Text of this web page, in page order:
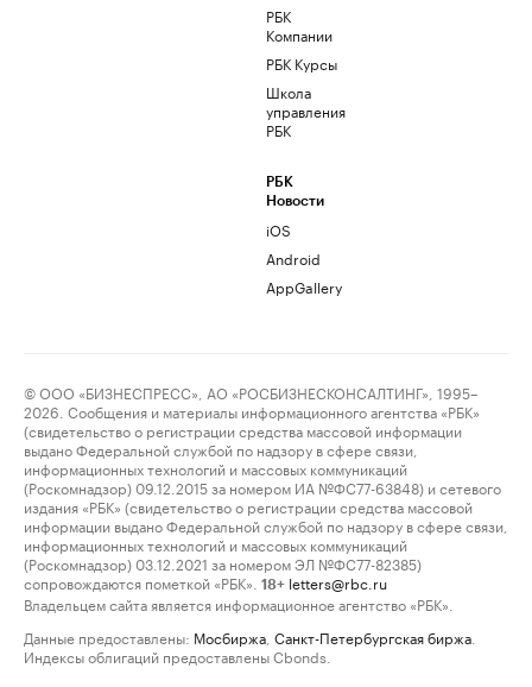
РБК
Компании
РБК Курсы
Школа
управления
РБК
РБК
Новости
iOS
Android
AppGallery
© ООО «БИЗНЕСПРЕСС», АО «РОСБИЗНЕСКОНСАЛТИНГ», 1995–
2026. Сообщения и материалы информационного агентства «РБК»
(свидетельство о регистрации средства массовой информации
выдано Федеральной службой по надзору в сфере связи,
информационных технологий и массовых коммуникаций
(Роскомнадзор) 09.12.2015 за номером ИА №ФС77-63848) и сетевого
издания «РБК» (свидетельство о регистрации средства массовой
информации выдано Федеральной службой по надзору в сфере связи,
информационных технологий и массовых коммуникаций
(Роскомнадзор) 03.12.2021 за номером ЭЛ №ФС77-82385)
сопровождаются пометкой «РБК».
18+ letters@rbc.ru
Владельцем сайта является информационное агентство «РБК».
Данные предоставлены: Мосбиржа Санкт-Петербургская биржа
Индексы облигаций предоставлены Cbonds.